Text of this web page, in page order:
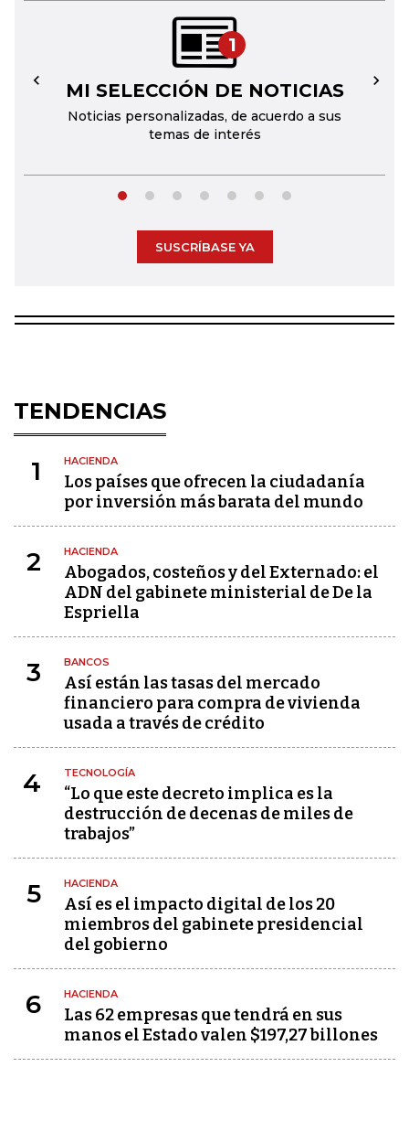
1
MI SELECCIÓN DE NOTICIAS
Noticias personalizadas, de acuerdo a sus
temas de interés
← →
SUSCRÍBASE YA
TENDENCIAS
1 HACIENDA
Los países que ofrecen la ciudadanía
por inversión más barata del mundo
2 HACIENDA
Abogados, costeños y del Externado: el
ADN del gabinete ministerial de De la
Espriella
3 BANCOS
Así están las tasas del mercado
financiero para compra de vivienda
usada a través de crédito
4 TECNOLOGÍA
“Lo que este decreto implica es la
destrucción de decenas de miles de
trabajos”
5 HACIENDA
Así es el impacto digital de los 20
miembros del gabinete presidencial
del gobierno
6 HACIENDA
Las 62 empresas que tendrá en sus
manos el Estado valen $197,27 billones